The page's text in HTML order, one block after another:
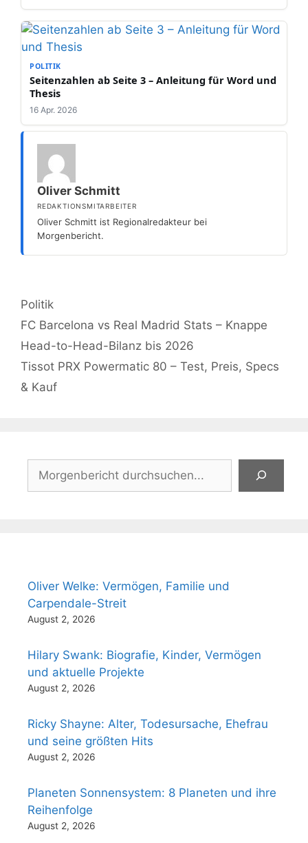
POLITIK
Seitenzahlen ab Seite 3 – Anleitung für Word und
Thesis
16 Apr. 2026
Oliver Schmitt
REDAKTIONSMITARBEITER
Oliver Schmitt ist Regionalredakteur bei
Morgenbericht.
Kategorien
Politik
FC Barcelona vs Real Madrid Stats – Knappe
Head-to-Head-Bilanz bis 2026
Tissot PRX Powermatic 80 – Test, Preis, Specs
& Kauf
Oliver Welke: Vermögen, Familie und
Carpendale-Streit
August 2, 2026
Hilary Swank: Biografie, Kinder, Vermögen
und aktuelle Projekte
August 2, 2026
Ricky Shayne: Alter, Todesursache, Ehefrau
und seine größten Hits
August 2, 2026
Planeten Sonnensystem: 8 Planeten und ihre
Reihenfolge
August 2, 2026